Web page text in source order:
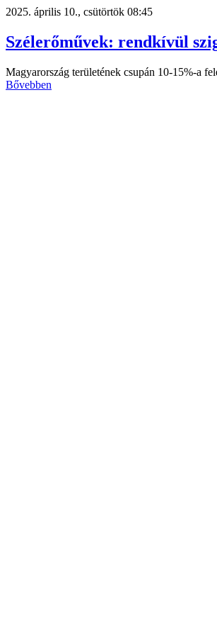
2025. április 10., csütörtök 08:45
Szélerőművek: rendkívül
Magyarország területének csupán 10-15%-a
Bővebben